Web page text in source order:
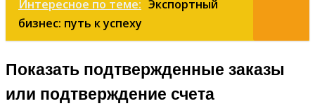
Интересное по теме: Экспортный
бизнес: путь к успеху
Показать подтвержденные заказы
или подтверждение счета